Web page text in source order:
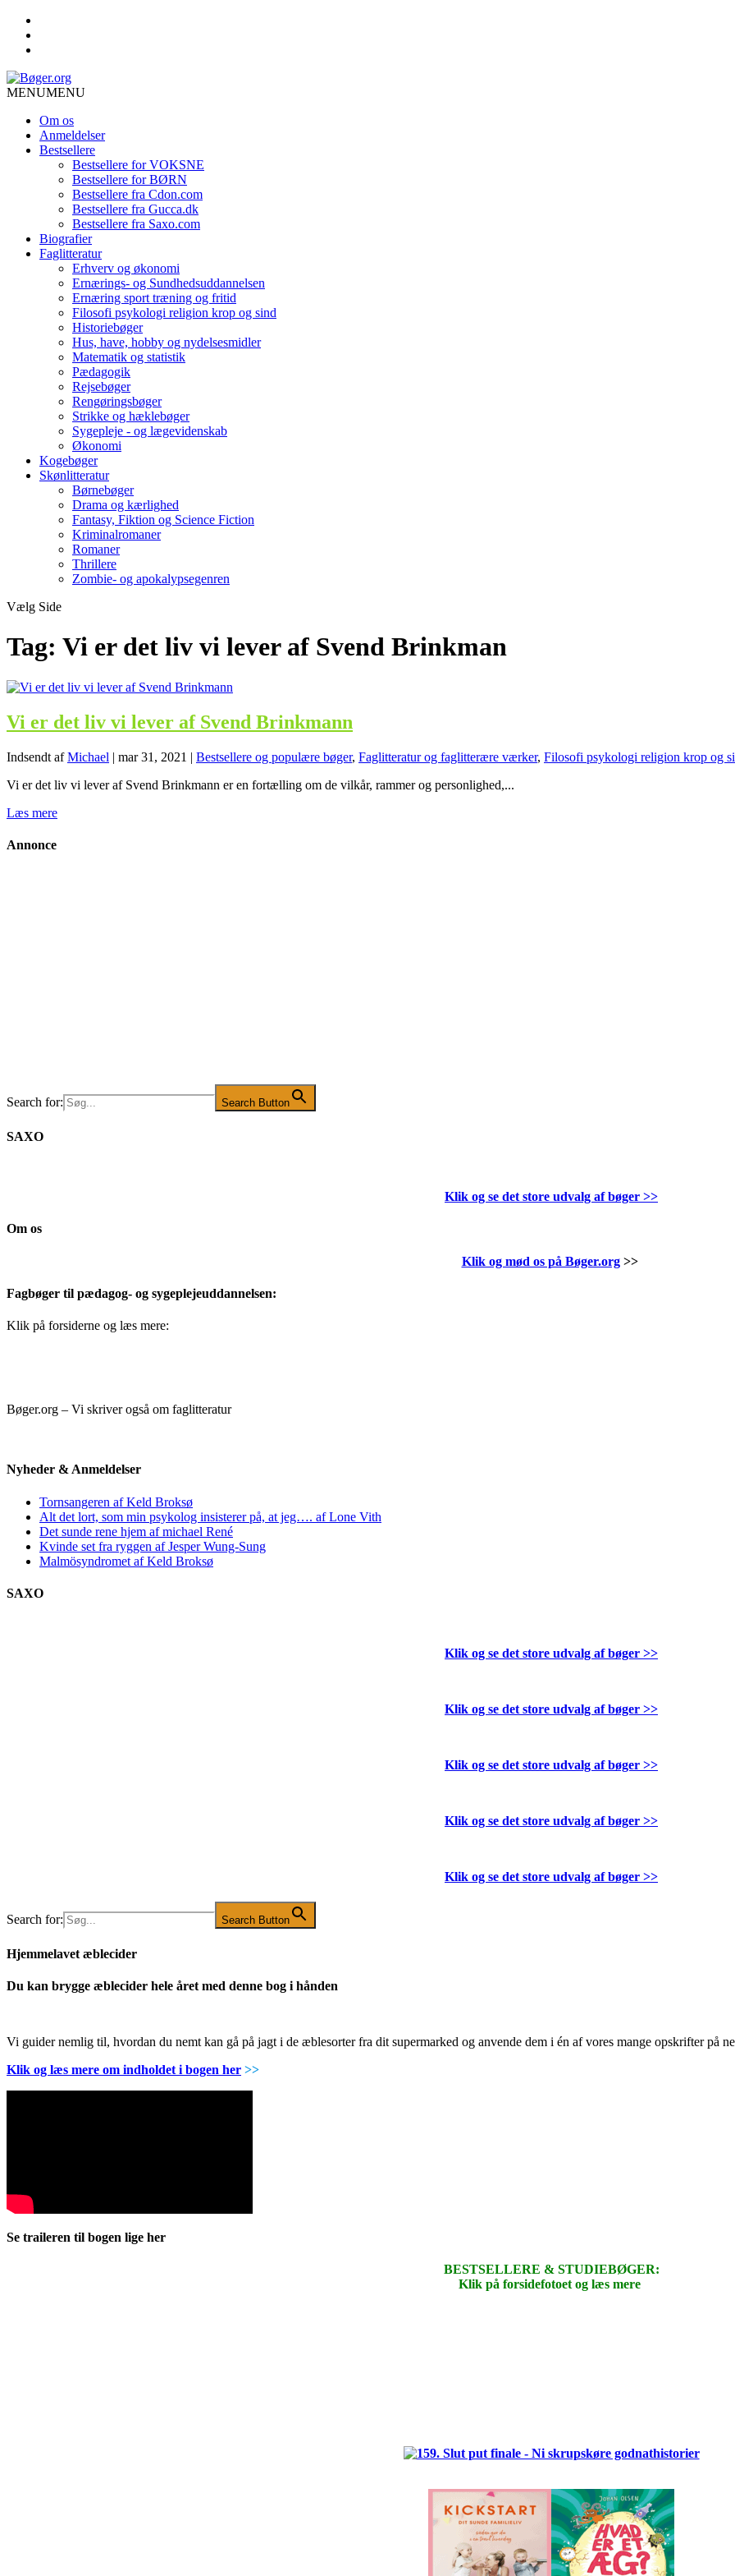
MENUMENU
Om os
Anmeldelser
Bestsellere
Bestsellere for VOKSNE
Bestsellere for BØRN
Bestsellere fra Cdon.com
Bestsellere fra Gucca.dk
Bestsellere fra Saxo.com
Biografier
Faglitteratur
Erhverv og økonomi
Ernærings- og Sundhedsuddannelsen
Ernæring sport træning og fritid
Filosofi psykologi religion krop og sind
Historiebøger
Hus, have, hobby og nydelsesmidler
Matematik og statistik
Pædagogik
Rejsebøger
Rengøringsbøger
Strikke og hæklebøger
Sygepleje - og lægevidenskab
Økonomi
Kogebøger
Skønlitteratur
Børnebøger
Drama og kærlighed
Fantasy, Fiktion og Science Fiction
Kriminalromaner
Romaner
Thrillere
Zombie- og apokalypsegenren
Vælg Side
Tag: Vi er det liv vi lever af Svend Brinkman
Vi er det liv vi lever af Svend Brinkmann
Indsendt afMichael | mar 31, 2021 | Bestsellere og populære bøger, Faglitteratur og faglitterære værker, Filosofi psykologi religion krop og
Vi er det liv vi lever af Svend Brinkmann er en fortælling om de vilkår, rammer og personlighed,...
Læs mere
Annonce
Search for: Search Button
SAXO
Klik og se det store udvalg af bøger >>
Om os
Klik og mød os på Bøger.org>>
Fagbøger til pædagog- og sygeplejeuddannelsen:
Klik på forsiderne og læs mere:
Bøger.org – Vi skriver også om faglitteratur
Nyheder & Anmeldelser
Tornsangeren af Keld Broksø
Alt det lort, som min psykolog insisterer på, at jeg…. af Lone Vith
Det sunde rene hjem af michael René
Kvinde set fra ryggen af Jesper Wung-Sung
Malmösyndromet af Keld Broksø
SAXO
Klik og se det store udvalg af bøger >>
Klik og se det store udvalg af bøger >>
Klik og se det store udvalg af bøger >>
Klik og se det store udvalg af bøger >>
Klik og se det store udvalg af bøger >>
Search for: Search Button
Hjemmelavet æblecider
Du kan brygge æblecider hele året med denne bog i hånden
Vi guider nemlig til, hvordan du nemt kan gå på jagt i de æblesorter fra dit supermarked og anvende dem i én af vores mange opskrifter på
Klik og læs mere om indholdet i bogen her >>
Se traileren til bogen lige her
BESTSELLERE & STUDIEBØGER:
Klik på forsidefotoet og læs mere